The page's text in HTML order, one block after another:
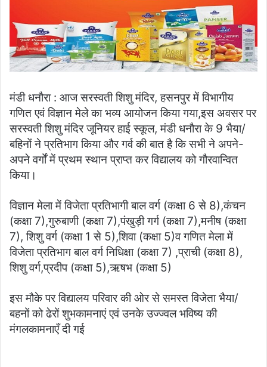
मंडी धनौरा : आज सरस्वती शिशु मंदिर, हसनपुर में विभागीय
गणित एवं विज्ञान मेले का भव्य आयोजन किया गया,इस अवसर पर
सरस्वती शिशु मंदिर जूनियर हाई स्कूल, मंडी धनौरा के 9 भैया/
बहिनों ने प्रतिभाग किया और गर्व की बात है कि सभी ने अपने-
अपने वर्गों में प्रथम स्थान प्राप्त कर विद्यालय को गौरवान्वित
किया।
विज्ञान मेला में विजेता प्रतिभागी बाल वर्ग (कक्षा 6 से 8),कंचन
(कक्षा 7),गुरुबाणी (कक्षा 7),पंखुड़ी गर्ग (कक्षा 7),मनीष (कक्षा
7), शिशु वर्ग (कक्षा 1 से 5),शिवा (कक्षा 5)व गणित मेला में
विजेता प्रतिभाग बाल वर्ग निधिक्षा (कक्षा 7) ,प्राची (कक्षा 8),
शिशु वर्ग,प्रदीप (कक्षा 5),ऋषभ (कक्षा 5)
इस मौके पर विद्यालय परिवार की ओर से समस्त विजेता भैया/
बहनों को ढेरों शुभकामनाएं एवं उनके उज्ज्वल भविष्य की
मंगलकामनाएँ दी गई